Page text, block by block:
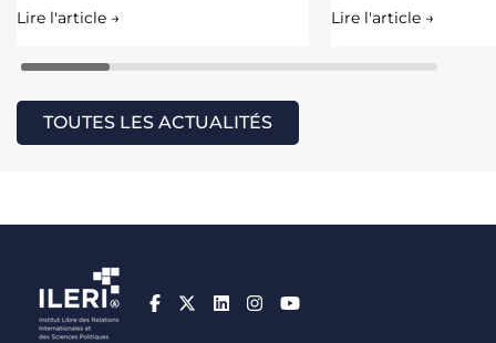
Lire l'article →
Lire l'article →
TOUTES LES ACTUALITÉS